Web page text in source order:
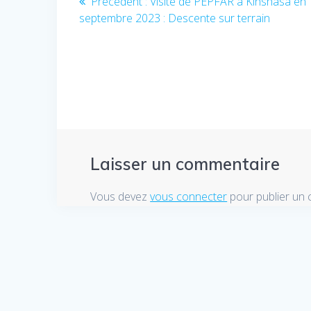
de
précédent
septembre 2023 : Descente sur terrain
Laisser un commentaire
Vous devezvous connecter pour publier un